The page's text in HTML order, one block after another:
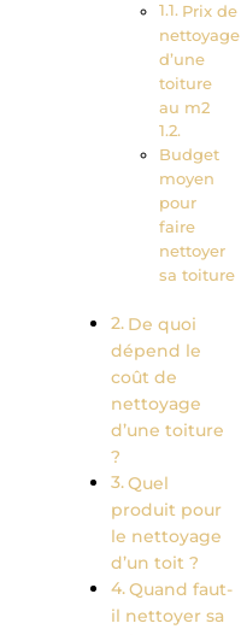
Prix de
nettoyage
d’une
toiture
au m2
Budget
moyen
pour
faire
nettoyer
sa toiture
De quoi
dépend le
coût de
nettoyage
d’une toiture
?
Quel
produit pour
le nettoyage
d’un toit ?
Quand faut-
il nettoyer sa